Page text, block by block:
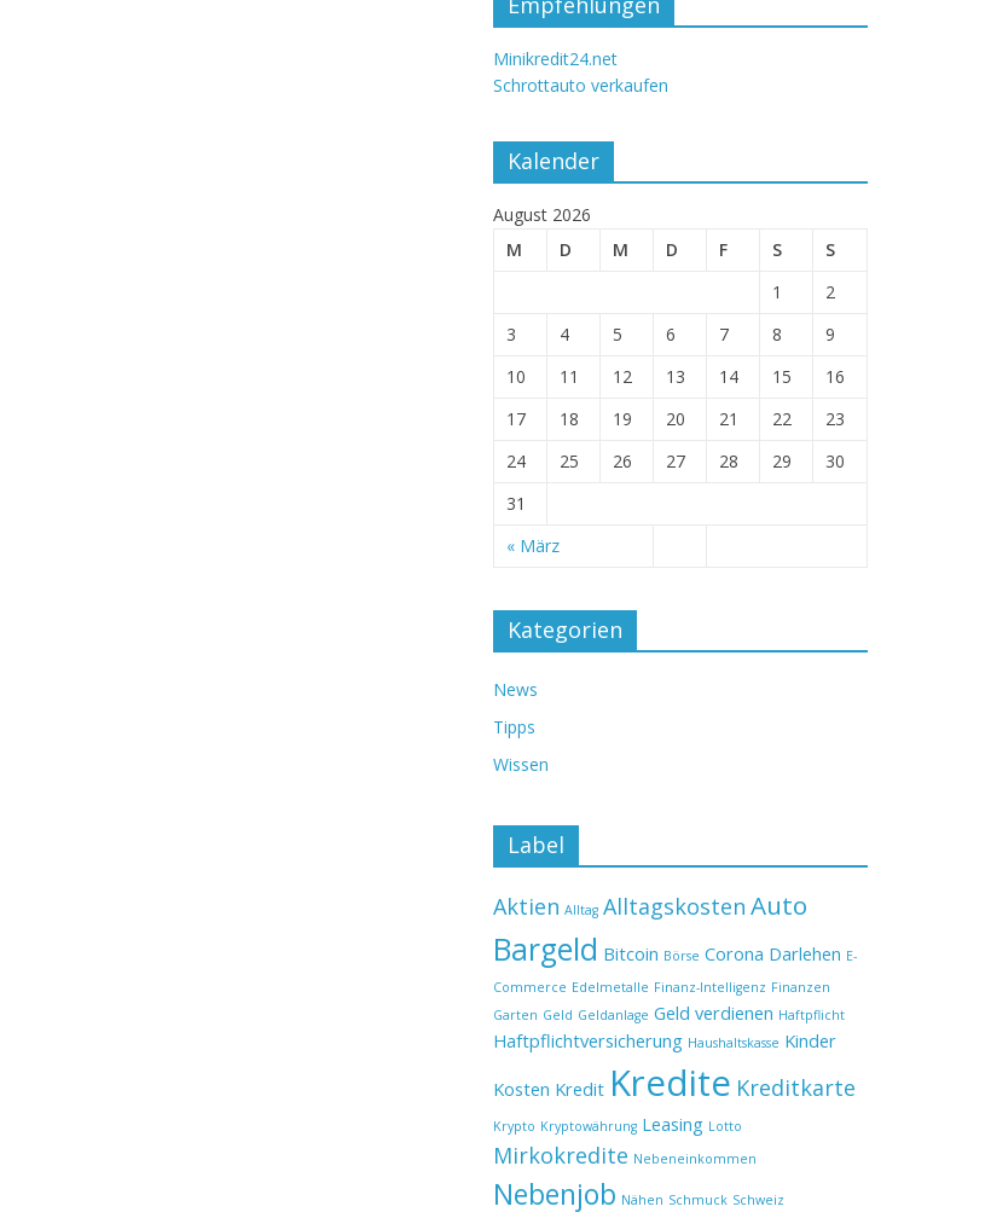
Minikredit24.net
Schrottauto verkaufen
Kalender
August 2026
M
D M D F S S
« März
1
2
3
4 5 6 7 8
9
10
11 12 13 14 15
16
17
18 19 20 21 22
23
24
25 26 27 28 29
30
31
Kategorien
News
Tipps
Wissen
Label
Aktien Alltag Alltagskosten Auto
Bargeld Bitcoin Börse Corona Darlehen E-
Commerce Edelmetalle Finanz-Intelligenz Finanzen
Garten Geld Geldanlage Geld verdienen Haftpflicht
Haftpflichtversicherung Haushaltskasse Kinder
Kosten Kredit Kredite Kreditkarte
Krypto Kryptowährung Leasing Lotto
Mirkokredite Nebeneinkommen
Nebenjob Nähen Schmuck Schweiz